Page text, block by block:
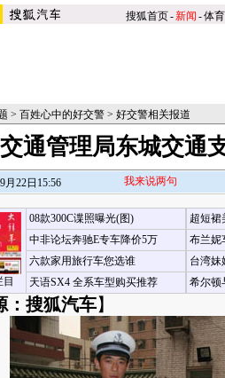
搜狐首页-新闻 -体育
> 百姓心中的好交警 > 好交警相关报道
通管理局东城交通
月22日15:56 我来说两句
08款300C谍照曝光(图)
中非论坛奔驰E专车降价5万
六款家用旅行车您选谁
天语SX4 全系车型购买推荐
超短裙
布兰妮
台湾妹
希尔顿
：搜狐汽车】